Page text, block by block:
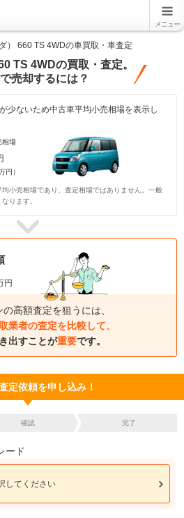
メニュー
） 660 TS 4WDの車買取・車査定
TS 4WDの買取・査定。
売却するには？
少ないため中古車平均小売相場を表示し
相場
円）
小売相場であり、査定相場ではありません。一般
ります。
円
高額査定を狙うには、
業者の査定を比較して、
出すことが重要です。
定依頼を申し込み！
確認 完了
ード
してください